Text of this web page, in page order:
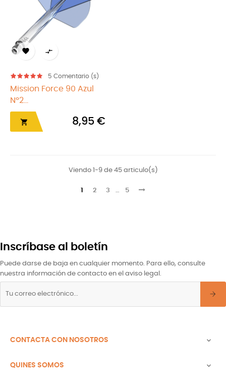
 
5 Comentario (s)
Mission Force 90 Azul
Nº2...
 8,95 €
Viendo 1-9 de 45 articulo(s)
1 2 3 5
Inscríbase al boletín
Puede darse de baja en cualquier momento. Para ello, consulte
nuestra información de contacto en el aviso legal.
CONTACTA CON NOSOTROS 
QUINES SOMOS 